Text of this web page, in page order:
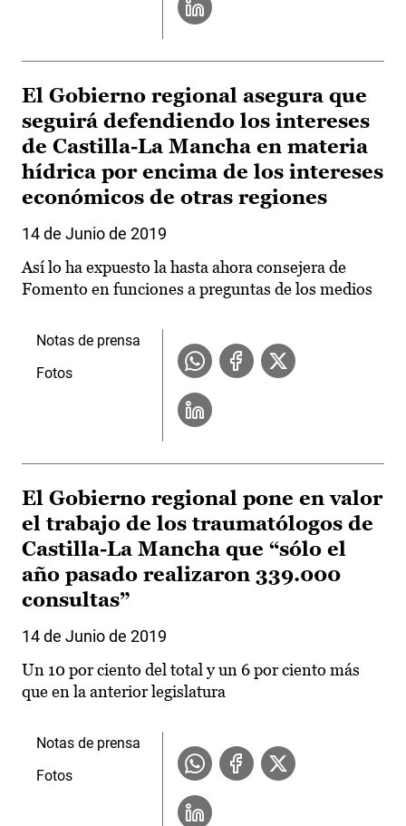
El Gobierno regional asegura que
seguirá defendiendo los intereses
de Castilla-La Mancha en materia
hídrica por encima de los intereses
económicos de otras regiones
14 de Junio de 2019
Así lo ha expuesto la hasta ahora consejera de
Fomento en funciones a preguntas de los medios
Notas de prensa
Fotos
El Gobierno regional pone en valor
el trabajo de los traumatólogos de
Castilla-La Mancha que “sólo el
año pasado realizaron 339.000
consultas”
14 de Junio de 2019
Un 10 por ciento del total y un 6 por ciento más
que en la anterior legislatura
Notas de prensa
Fotos